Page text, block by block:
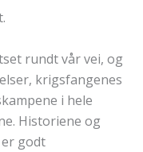
rundt vår vei, og
krigsfangenes
i hele
Historiene og
godt